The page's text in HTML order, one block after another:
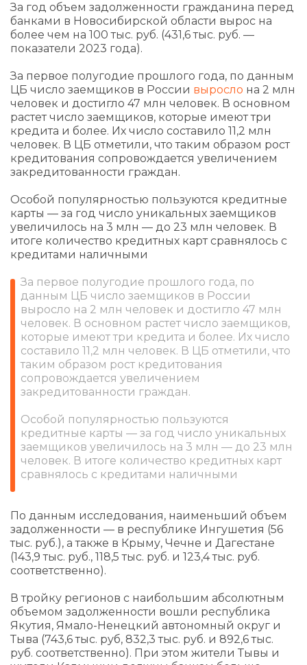
За год объем задолженности гражданина перед
банками в Новосибирской области вырос на
более чем на 100 тыс. руб. (431,6 тыс. руб. —
показатели 2023 года).
За первое полугодие прошлого года, по данным
ЦБ число заемщиков в России выросло на 2 млн
человек и достигло 47 млн человек. В основном
растет число заемщиков, которые имеют три
кредита и более. Их число составило 11,2 млн
человек. В ЦБ отметили, что таким образом рост
кредитования сопровождается увеличением
закредитованности граждан.
Особой популярностью пользуются кредитные
карты — за год число уникальных заемщиков
увеличилось на 3 млн — до 23 млн человек. В
итоге количество кредитных карт сравнялось с
кредитами наличными
За первое полугодие прошлого года, по
данным ЦБ число заемщиков в России
выросло на 2 млн человек и достигло 47 млн
человек. В основном растет число заемщиков,
которые имеют три кредита и более. Их число
составило 11,2 млн человек. В ЦБ отметили, что
таким образом рост кредитования
сопровождается увеличением
закредитованности граждан.
Особой популярностью пользуются
кредитные карты — за год число уникальных
заемщиков увеличилось на 3 млн — до 23 млн
человек. В итоге количество кредитных карт
сравнялось с кредитами наличными
По данным исследования, наименьший объем
задолженности — в республике Ингушетия (56
тыс. руб.), а также в Крыму, Чечне и Дагестане
(143,9 тыс. руб., 118,5 тыс. руб. и 123,4 тыс. руб.
соответственно).
В тройку регионов с наибольшим абсолютным
объемом задолженности вошли республика
Якутия, Ямало-Ненецкий автономный округ и
Тыва (743,6 тыс. руб, 832,3 тыс. руб. и 892,6 тыс.
руб. соответственно). При этом жители Тывы и